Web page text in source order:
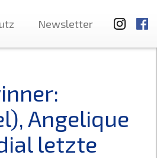
Newsletter
Angelique
letzte